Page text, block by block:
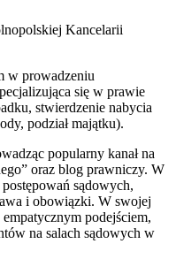
Kancelarii
w prowadzeniu
się w prawie
stwierdzenie nabycia
podział majątku).
popularny kanał na
oraz blog prawniczy. W
sądowych,
i obowiązki. W swojej
podejściem,
na salach sądowych w